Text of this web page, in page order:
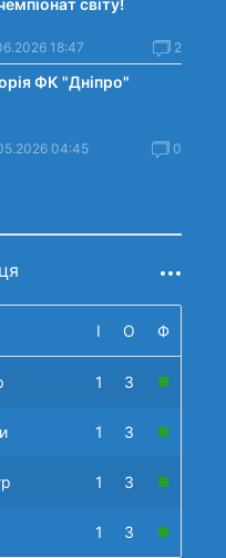
світу!
18:47 2
ФК "Дніпро"
04:45 0
І О Ф
1 3
1 3
1 3
1 3